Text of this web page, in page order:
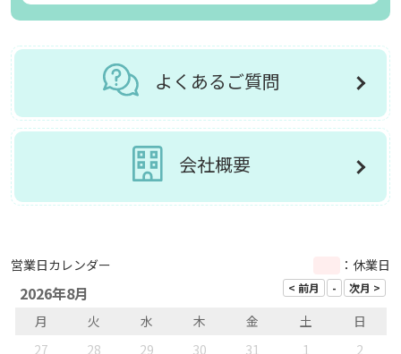
よくあるご質問
会社概要
営業日カレンダー ：休業日
2026年8月
月 火 水 木 金 土
日
27
28 29 30 31 1
2